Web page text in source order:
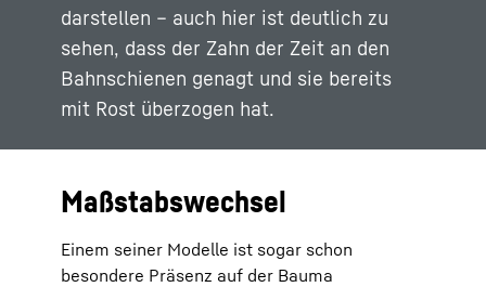
darstellen – auch hier ist deutlich zu
sehen, dass der Zahn der Zeit an den
Bahnschienen genagt und sie bereits
mit Rost überzogen hat.
Maßstabswechsel
Einem seiner Modelle ist sogar schon
besondere Präsenz auf der Bauma